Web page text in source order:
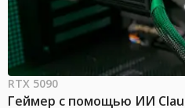
RTX 5090
Геймер с помощью ИИ